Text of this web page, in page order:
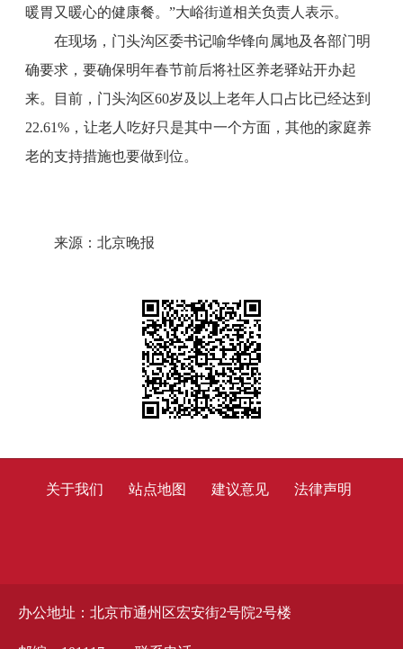
暖胃又暖心的健康餐。”大峪街道相关负责人表示。
在现场，门头沟区委书记喻华锋向属地及各部门明
确要求，要确保明年春节前后将社区养老驿站开办起
来。目前，门头沟区60岁及以上老年人口占比已经达到
22.61%，让老人吃好只是其中一个方面，其他的家庭养
老的支持措施也要做到位。
来源：北京晚报
办公地址：北京市通州区宏安街2号院2号楼
关于我们 站点地图 建议意见 法律声明